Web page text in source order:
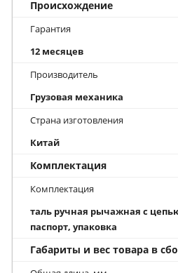
Происхождение
Гарантия
12 месяцев
Производитель
Грузовая механика
Страна изготовления
Китай
Комплектация
Комплектация
таль ручная рычажная с
паспорт, упаковка
Габариты и вес товара в